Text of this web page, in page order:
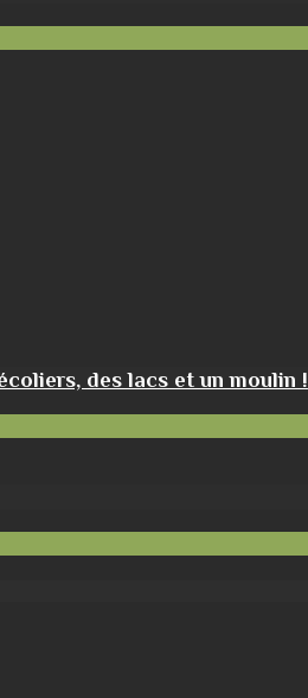
des lacs et un moulin !